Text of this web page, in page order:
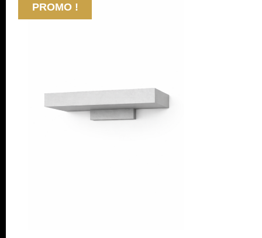
PROMO !